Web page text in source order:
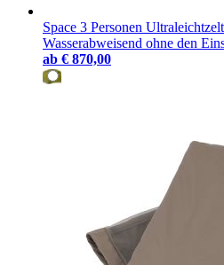
Space 3 Personen Ultraleichtzelt
Wasserabweisend ohne den
ab € 870,00